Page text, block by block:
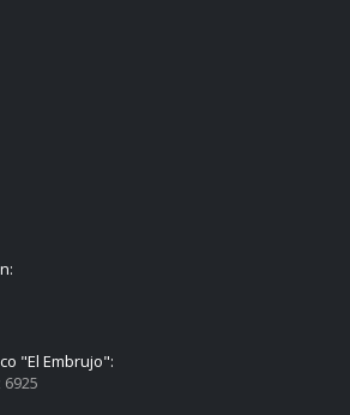
"El Embrujo":